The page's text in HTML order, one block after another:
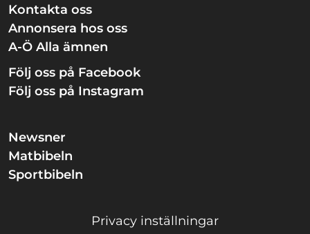
Kontakta oss
Annonsera hos oss
A-Ö Alla ämnen
Följ oss på Facebook
Följ oss på Instagram
Newsner
Matbibeln
Sportbibeln
Privacy inställningar